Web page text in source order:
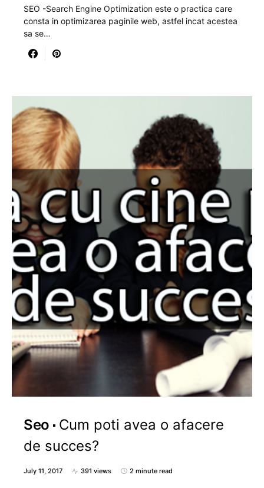
SEO -Search Engine Optimization este o practica care
consta in optimizarea paginile web, astfel incat acestea
sa se…
Seo
Cum poti avea o afacere
de succes?
July 11, 2017 391 views 2 minute read